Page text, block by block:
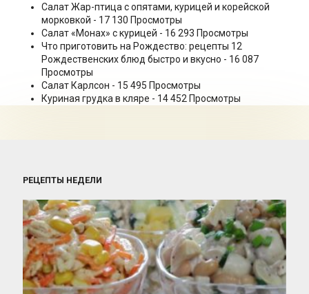
Салат Жар-птица с опятами, курицей и корейской
морковкой - 17 130 Просмотры
Салат «Монах» с курицей - 16 293 Просмотры
Что приготовить на Рождество: рецепты 12
Рождественских блюд быстро и вкусно - 16 087
Просмотры
Салат Карлсон - 15 495 Просмотры
Куриная грудка в кляре - 14 452 Просмотры
РЕЦЕПТЫ НЕДЕЛИ